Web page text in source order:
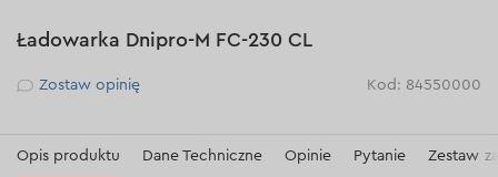
Ładowarka Dnipro-M FC-230 CL
Рейтинг
Zostaw opinię Kod: 84550000
Opis produktu Dane Techniczne Opinie Pytanie Zestaw